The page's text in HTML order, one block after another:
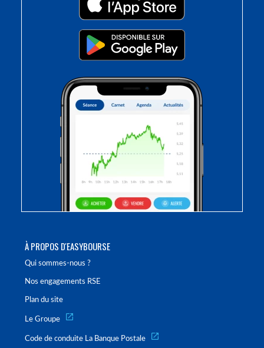
À PROPOS D'EASYBOURSE
Qui sommes-nous ?
Nos engagements RSE
Plan du site
Le Groupe
Code de conduite La Banque Postale